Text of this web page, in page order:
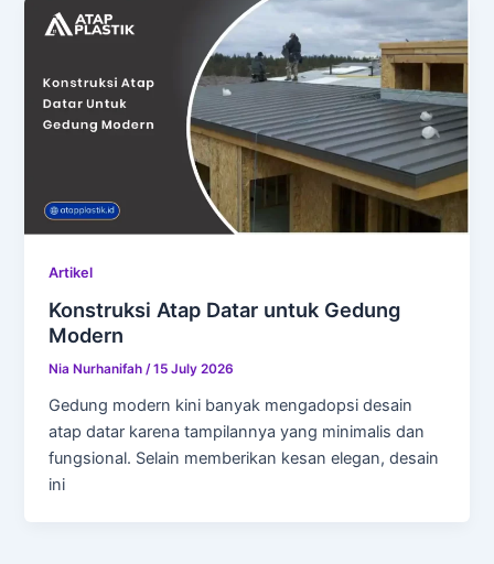
Artikel
Konstruksi Atap Datar untuk Gedung
Modern
Nia Nurhanifah/15 July 2026
Gedung modern kini banyak mengadopsi desain
atap datar karena tampilannya yang minimalis dan
fungsional. Selain memberikan kesan elegan, desain
ini